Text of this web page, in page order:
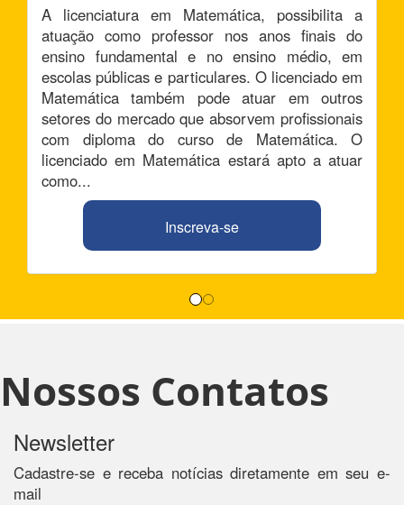
A licenciatura em Matemática, possibilita a
atuação como professor nos anos finais do
ensino fundamental e no ensino médio, em
escolas públicas e particulares. O licenciado em
Matemática também pode atuar em outros
setores do mercado que absorvem profissionais
com diploma do curso de Matemática. O
licenciado em Matemática estará apto a atuar
como...
Inscreva-se
Nossos Contatos
Newsletter
Cadastre-se e receba notícias diretamente em seu e-
mail